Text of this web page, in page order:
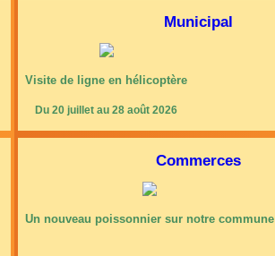
Municipal
Visite de ligne en hélicoptère
Du 20 juillet au 28 août 2026
Commerces
Un nouveau poissonnier sur notre commune